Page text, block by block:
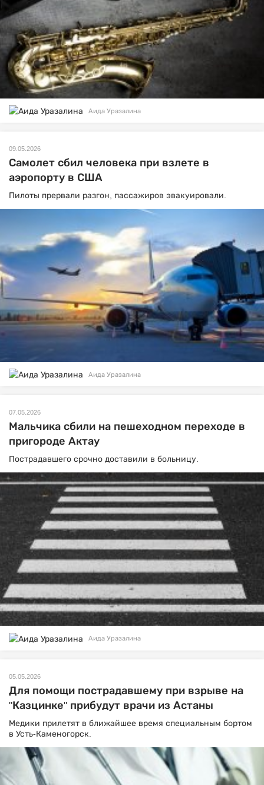
Аида Уразалина
09.05.2026
Самолет сбил человека при взлете в
аэропорту в США
Пилоты прервали разгон, пассажиров эвакуировали.
Аида Уразалина
07.05.2026
Мальчика сбили на пешеходном переходе в
пригороде Актау
Пострадавшего срочно доставили в больницу.
Аида Уразалина
05.05.2026
Для помощи пострадавшему при взрыве на
"Казцинке" прибудут врачи из Астаны
Медики прилетят в ближайшее время специальным бортом
в Усть-Каменогорск.